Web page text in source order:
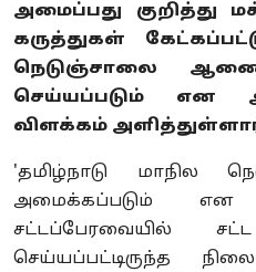
அமைப்பது குறித்து
கருத்துகள்
நெடுஞ்சாலை
செய்யப்படும் என
விளக்கம்
'தமிழ்நாடு மாநில
அமைக்கப்படும் என
சட்டப்பேரவையில்
செய்யப்பட்டிருந்த